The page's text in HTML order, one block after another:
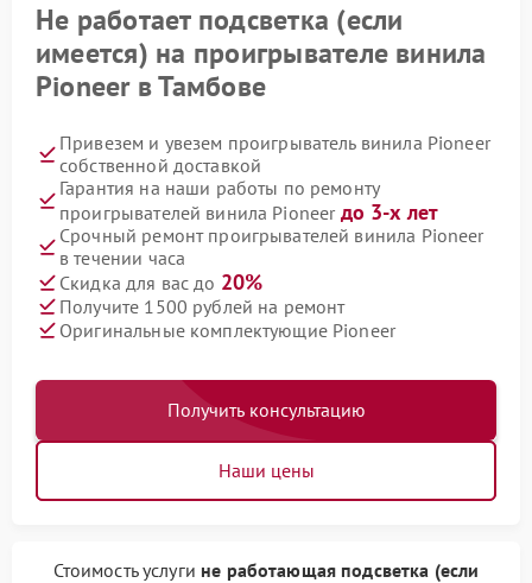
Не работает подсветка (если
имеется) на проигрывателе винила
Pioneer в Тамбове
Привезем и увезем проигрыватель винила Pioneer
собственной доставкой
Гарантия на наши работы по ремонту
проигрывателей винила Pioneer до 3-х лет
Срочный ремонт проигрывателей винила Pioneer
в течении часа
Скидка для вас до 20%
Получите 1500 рублей на ремонт
Оригинальные комплектующие Pioneer
Получить консультацию
Наши цены
Стоимость услуги не работающая подсветка (если